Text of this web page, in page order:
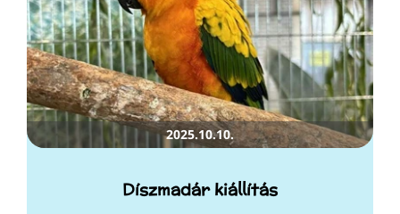
2025.10.10.
Díszmadár kiállítás